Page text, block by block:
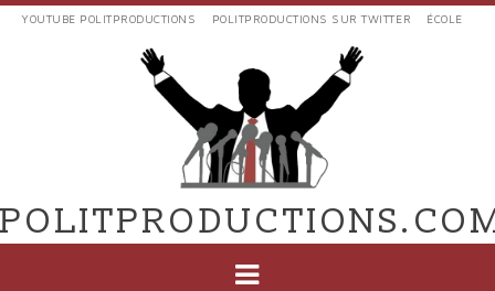
Aller
EXTERNES
POLIT'PRODUCTIONS
YOUTUBE POLITPRODUCTIONS POLITPRODUCTIONS SUR TWITTER ÉCOLE